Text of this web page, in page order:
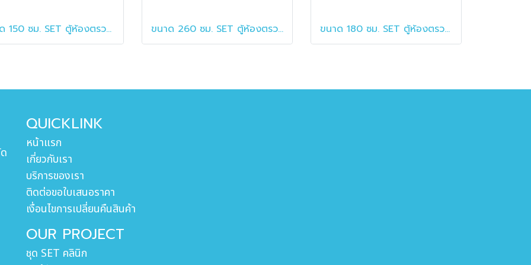
ขนาด 150 ซม. SET ตู้ห้องตรวจแพทย์ ตู้ห้องหัตถการ พร้อมตู้แขวน ขนาด 260 ซม. SET ตู้ห้องตรวจทันตกรรม ตู้ห้องหัตถการ พร้อมตู้แขวน ขนาด 180 ซม. SET ตู้ห้องตรวจแพทย์ ตู้ห้องหัตถการ พร้อมตู้แขวน
QUICKLINK
หน้าแรก
เกี่ยวกับเรา
บริการของเรา
ติดต่อขอใบเสนอราคา
เงื่อนไขการเปลี่ยนคืนสินค้า
OUR PROJECT
ชุด SET คลินิก